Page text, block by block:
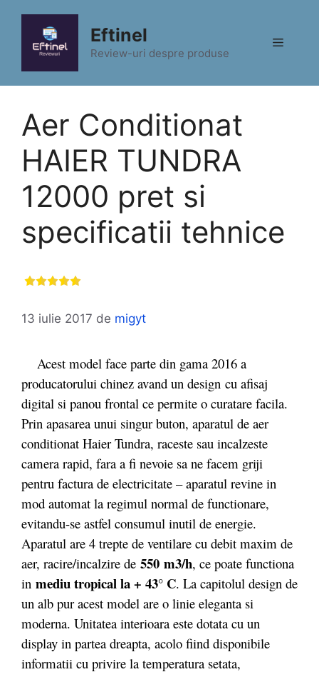
conținut
Eftinel
Review-uri despre produse
Meniu
Aer Conditionat
HAIER TUNDRA
12000 pret si
specificatii tehnice
13 iulie 2017 de migyt
Acest model face parte din gama 2016 a
producatorului chinez avand un design cu afisaj
digital si panou frontal ce permite o curatare facila.
Prin apasarea unui singur buton, aparatul de aer
conditionat Haier Tundra, raceste sau incalzeste
camera rapid, fara a fi nevoie sa ne facem griji
pentru factura de electricitate – aparatul revine in
mod automat la regimul normal de functionare,
evitandu-se astfel consumul inutil de energie.
Aparatul are 4 trepte de ventilare cu debit maxim de
aer, racire/incalzire de 550 m3/h, ce poate functiona
in mediu tropical la + 43° C. La capitolul design de
un alb pur acest model are o linie eleganta si
moderna. Unitatea interioara este dotata cu un
display in partea dreapta, acolo fiind disponibile
informatii cu privire la temperatura setata,